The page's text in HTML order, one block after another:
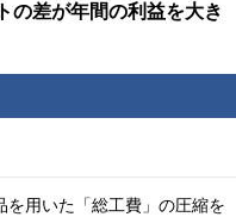
の差が年間の利益を大き
用いた「総工費」の圧縮を